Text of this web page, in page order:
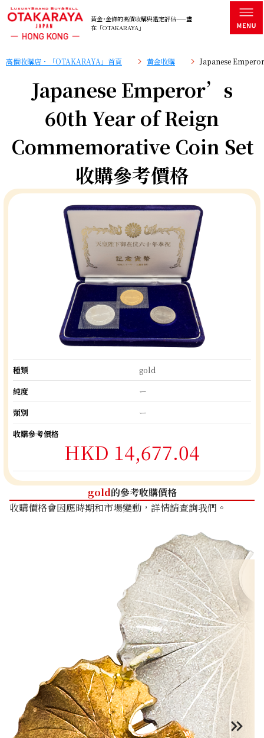
黃金･金條的高價收購與鑑定評估——盡
在「OTAKARAYA」
高價收購店・「OTAKARAYA」首頁 黄金收購 Japanese
Japanese Emperor’s
60th Year of Reign
Commemorative Coin Set
收購參考價格
種類
gold
純度
ー
類別
ー
收購參考價格
HKD 14,677.04
gold的參考收購價格
收購價格會因應時期和市場變動，詳情請查詢我們。